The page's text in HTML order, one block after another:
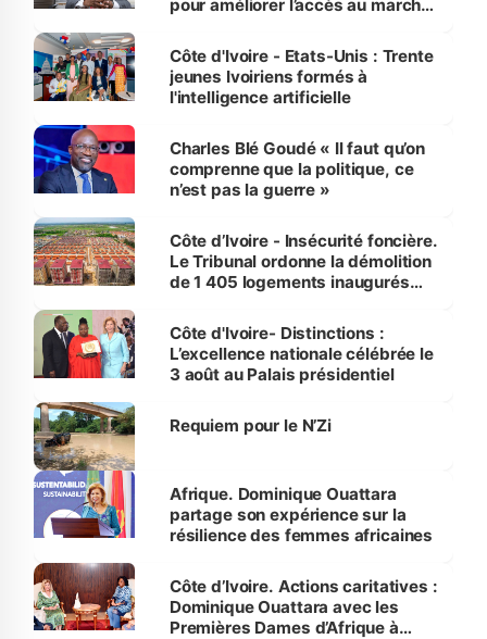
pour améliorer l’accès au marché
Côte d'Ivoire - Etats-Unis : Trente
jeunes Ivoiriens formés à
l'intelligence artificielle
Charles Blé Goudé « Il faut qu’on
comprenne que la politique, ce
n’est pas la guerre »
Côte d’Ivoire - Insécurité foncière.
Le Tribunal ordonne la démolition
de 1 405 logements inaugurés
Bassam
Côte d'Ivoire- Distinctions :
L’excellence nationale célébrée le
3 août au Palais présidentiel
Requiem pour le N’Zi
Afrique. Dominique Ouattara
partage son expérience sur la
résilience des femmes africaines
Côte d’Ivoire. Actions caritatives :
Dominique Ouattara avec les
Premières Dames d’Afrique à